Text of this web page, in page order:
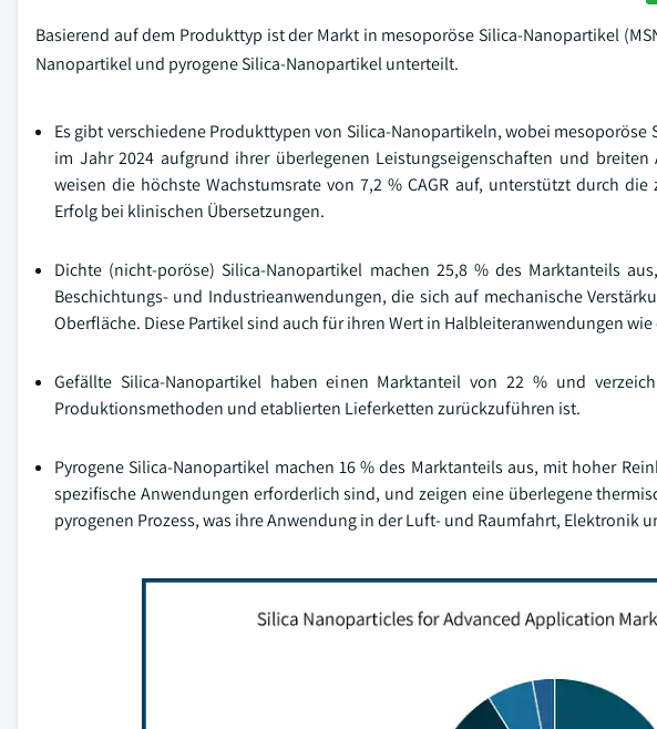
Basierend auf dem Produkttyp ist der Markt in mesoporöse Silica-Nanopartikel
Nanopartikel und pyrogene Silica-Nanopartikel unterteilt.
Es gibt verschiedene Produkttypen von Silica-Nanopartikeln, wobei
im Jahr 2024 aufgrund ihrer überlegenen Leistungseigenschaften und
weisen die höchste Wachstumsrate von 7,2 % CAGR auf, unterstützt durch
Erfolg bei klinischen Übersetzungen.
Dichte (nicht-poröse) Silica-Nanopartikel machen 25,8 % des Marktanteils
Beschichtungs- und Industrieanwendungen, die sich auf mechanische
Oberfläche. Diese Partikel sind auch für ihren Wert in Halbleiteranwendungen
Gefällte Silica-Nanopartikel haben einen Marktanteil von 22 % und
Produktionsmethoden und etablierten Lieferketten zurückzuführen ist.
Pyrogene Silica-Nanopartikel machen 16 % des Marktanteils aus, mit hoher
spezifische Anwendungen erforderlich sind, und zeigen eine überlegene
pyrogenen Prozess, was ihre Anwendung in der Luft- und Raumfahrt, Elektronik